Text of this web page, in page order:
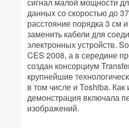
данных со скоростью до
расстояние порядка 3 см
заменить кабели для
электронных устройств.
CES 2008, а в середине
создан консорциум
крупнейшие
в том числе и Toshiba.
демонстрация включала
изображений.